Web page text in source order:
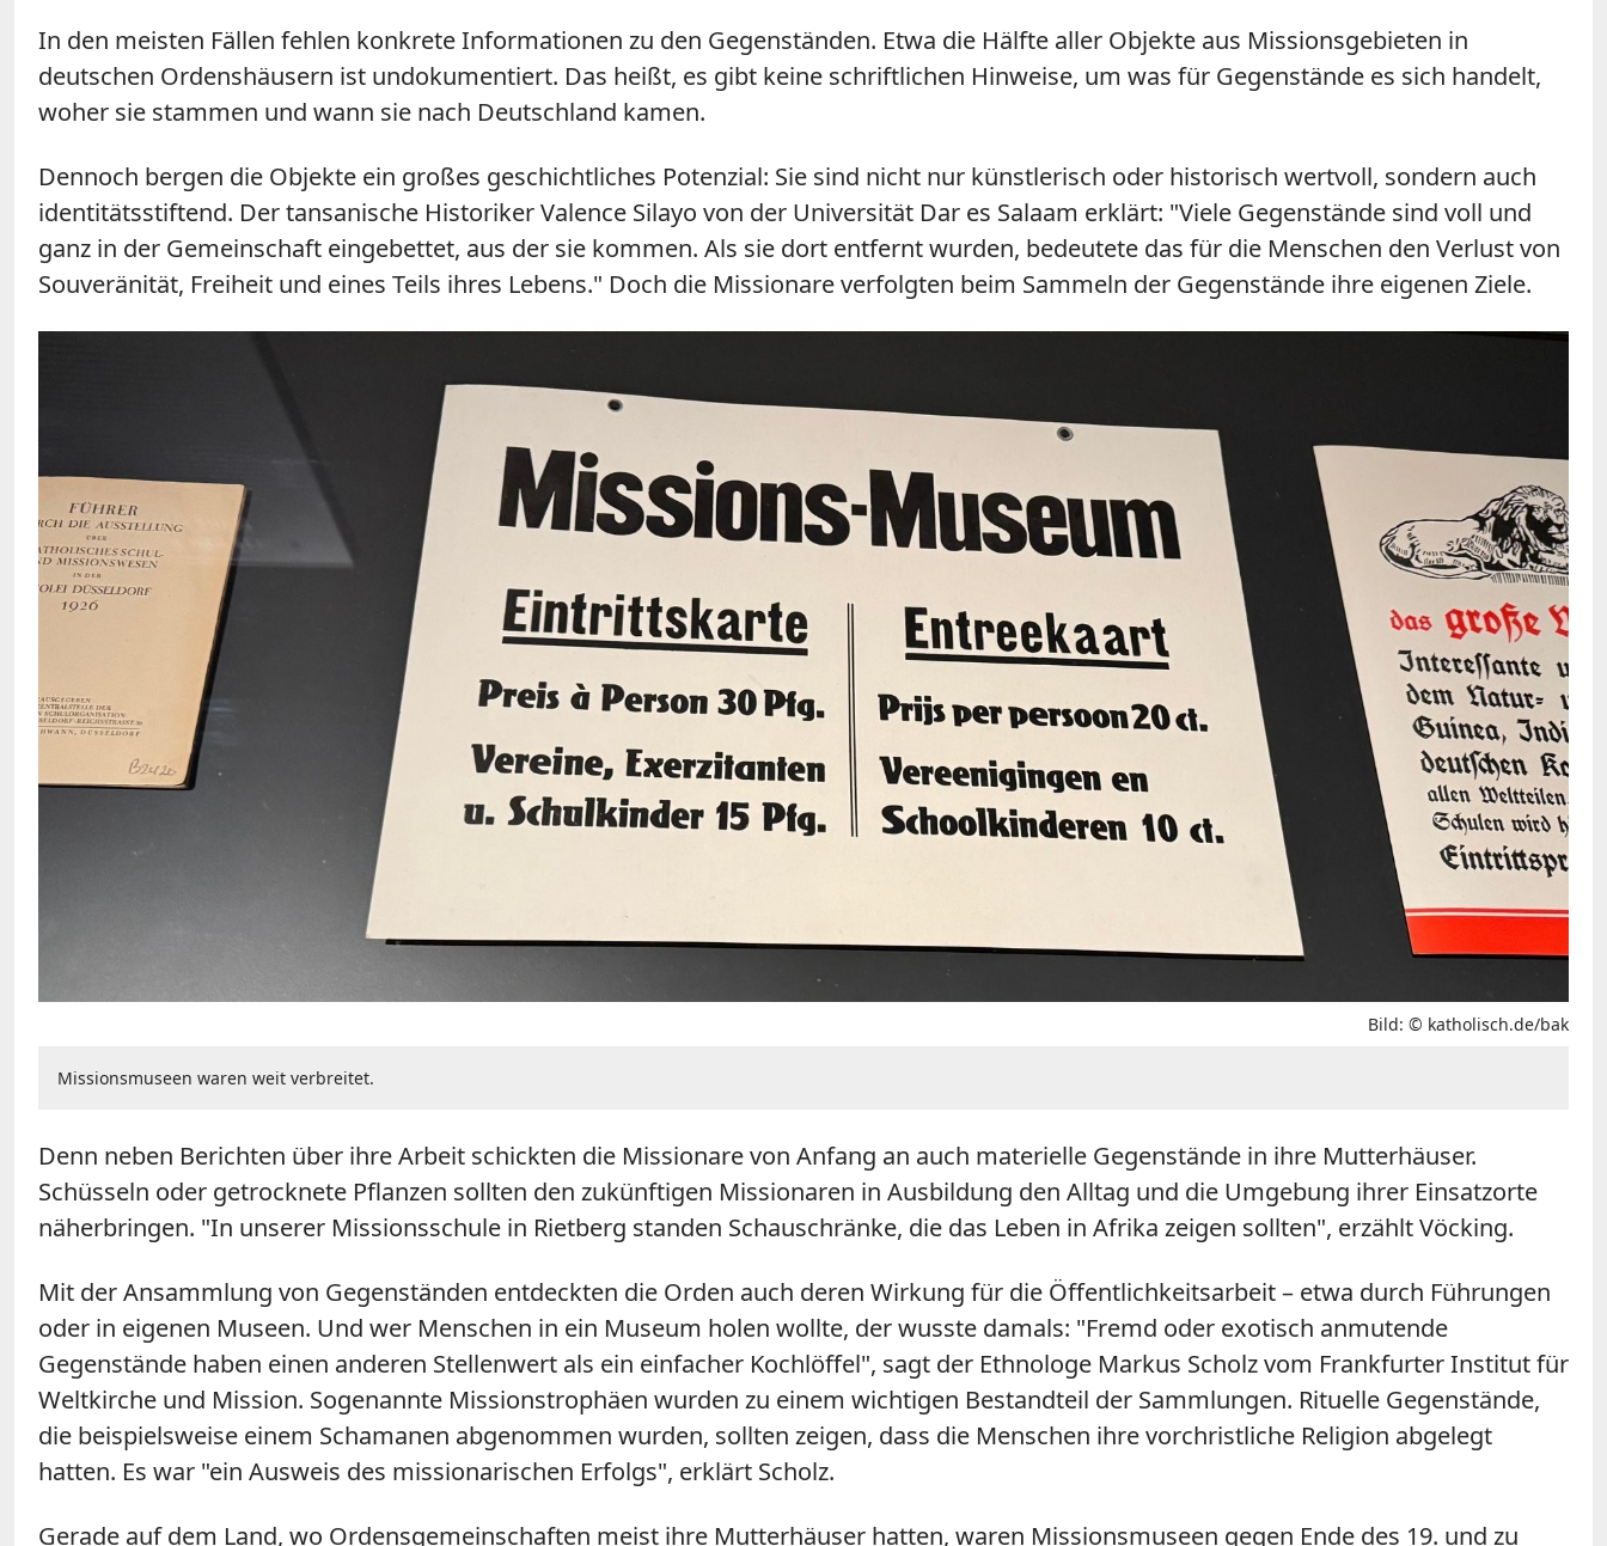
In den meisten Fällen fehlen konkrete Informationen zu den Gegenständen. Etwa die Hälfte aller Objekte aus Missionsgebieten in
deutschen Ordenshäusern ist undokumentiert. Das heißt, es gibt keine schriftlichen Hinweise, um was für Gegenstände es sich handelt,
woher sie stammen und wann sie nach Deutschland kamen.
Dennoch bergen die Objekte ein großes geschichtliches Potenzial: Sie sind nicht nur künstlerisch oder historisch wertvoll, sondern auch
identitätsstiftend. Der tansanische Historiker Valence Silayo von der Universität Dar es Salaam erklärt: "Viele Gegenstände sind voll und
ganz in der Gemeinschaft eingebettet, aus der sie kommen. Als sie dort entfernt wurden, bedeutete das für die Menschen den Verlust von
Souveränität, Freiheit und eines Teils ihres Lebens." Doch die Missionare verfolgten beim Sammeln der Gegenstände ihre eigenen Ziele.
Bild: © katholisch.de/bak
Missionsmuseen waren weit verbreitet.
Denn neben Berichten über ihre Arbeit schickten die Missionare von Anfang an auch materielle Gegenstände in ihre Mutterhäuser.
Schüsseln oder getrocknete Pflanzen sollten den zukünftigen Missionaren in Ausbildung den Alltag und die Umgebung ihrer Einsatzorte
näherbringen. "In unserer Missionsschule in Rietberg standen Schauschränke, die das Leben in Afrika zeigen sollten", erzählt Vöcking.
Mit der Ansammlung von Gegenständen entdeckten die Orden auch deren Wirkung für die Öffentlichkeitsarbeit – etwa durch Führungen
oder in eigenen Museen. Und wer Menschen in ein Museum holen wollte, der wusste damals: "Fremd oder exotisch anmutende
Gegenstände haben einen anderen Stellenwert als ein einfacher Kochlöffel", sagt der Ethnologe Markus Scholz vom Frankfurter Institut für
Weltkirche und Mission. Sogenannte Missionstrophäen wurden zu einem wichtigen Bestandteil der Sammlungen. Rituelle Gegenstände,
die beispielsweise einem Schamanen abgenommen wurden, sollten zeigen, dass die Menschen ihre vorchristliche Religion abgelegt
hatten. Es war "ein Ausweis des missionarischen Erfolgs", erklärt Scholz.
Gerade auf dem Land, wo Ordensgemeinschaften meist ihre Mutterhäuser hatten, waren Missionsmuseen gegen Ende des 19. und zu